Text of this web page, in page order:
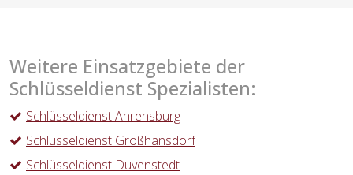
Weitere Einsatzgebiete der
Schlüsseldienst Spezialisten:
Schlüsseldienst Ahrensburg
Schlüsseldienst Großhansdorf
Schlüsseldienst Duvenstedt